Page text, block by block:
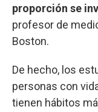
proporción se
profesor de
Boston.
De hecho, los
personas con
tienen hábitos